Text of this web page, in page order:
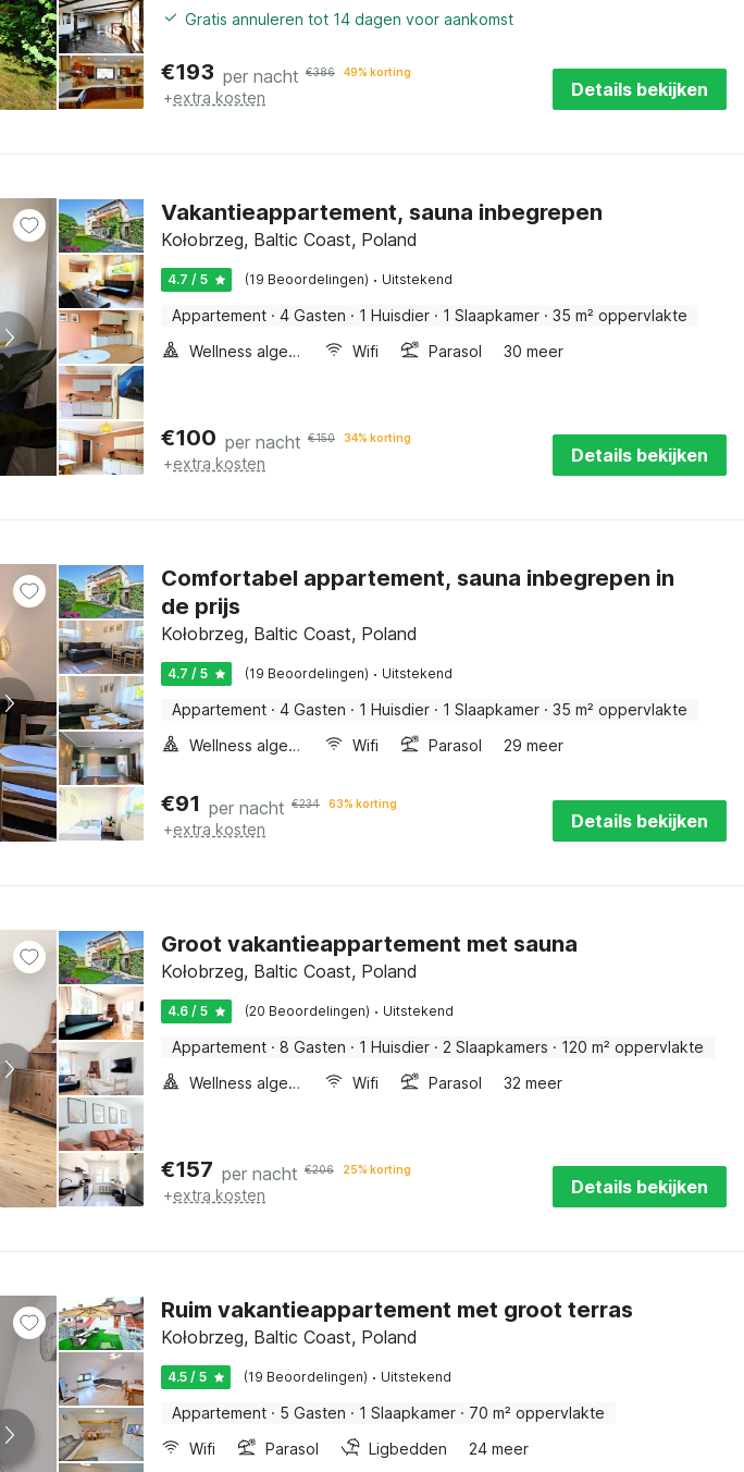
Gratis annuleren tot 14 dagen voor aankomst
€193 per nacht €386 49% korting
+extra kosten Details bekijken
Vakantieappartement, sauna inbegrepen
Kołobrzeg, Baltic Coast, Poland
4.7 / 5 (19 Beoordelingen) · Uitstekend
Appartement · 4 Gasten · 1 Huisdier · 1 Slaapkamer · 35 m² oppervlakte
Wellness algemeen
Wifi Parasol 30 meer
€100 per nacht €150 34% korting
+extra kosten Details bekijken
Comfortabel appartement, sauna inbegrepen in
de prijs
Kołobrzeg, Baltic Coast, Poland
4.7 / 5 (19 Beoordelingen) · Uitstekend
Appartement · 4 Gasten · 1 Huisdier · 1 Slaapkamer · 35 m² oppervlakte
Wellness algemeen
Wifi Parasol 29 meer
€91 per nacht €234 63% korting
+extra kosten Details bekijken
Groot vakantieappartement met sauna
Kołobrzeg, Baltic Coast, Poland
4.6 / 5 (20 Beoordelingen) · Uitstekend
Appartement · 8 Gasten · 1 Huisdier · 2 Slaapkamers · 120 m² oppervlakte
Wellness algemeen
Wifi Parasol 32 meer
€157 per nacht €206 25% korting
+extra kosten Details bekijken
Ruim vakantieappartement met groot terras
Kołobrzeg, Baltic Coast, Poland
4.5 / 5 (19 Beoordelingen) · Uitstekend
Appartement · 5 Gasten · 1 Slaapkamer · 70 m² oppervlakte
Wifi
Parasol Ligbedden
24 meer